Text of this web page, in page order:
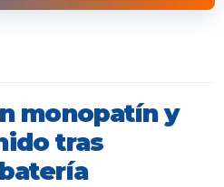
monopatín y
tras